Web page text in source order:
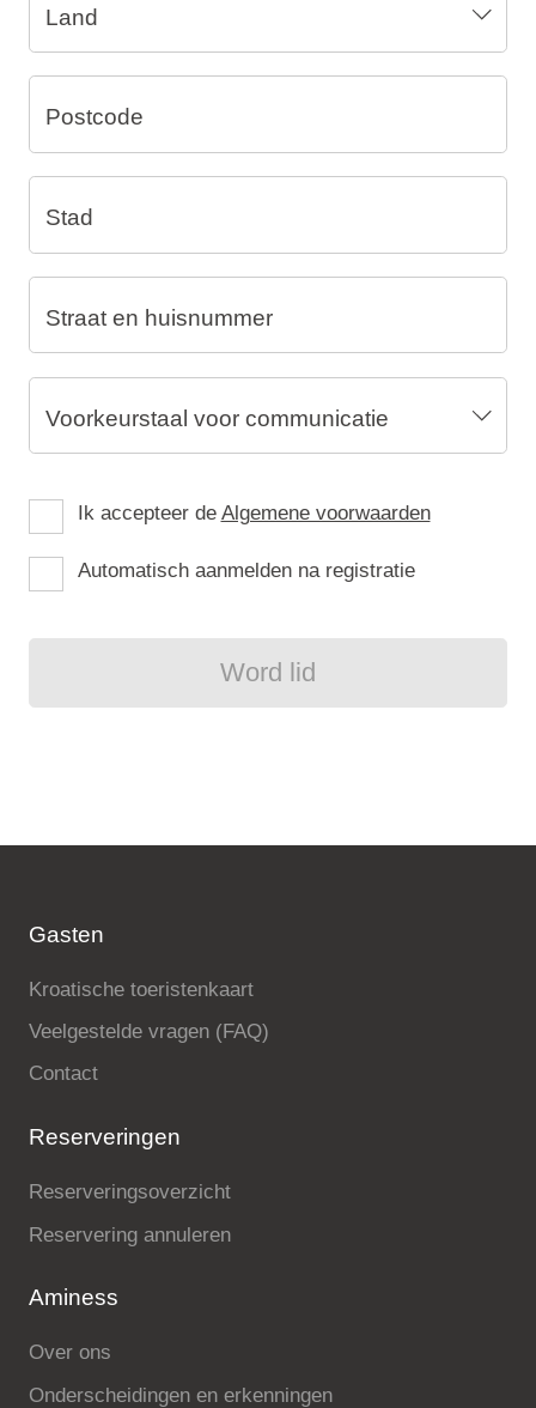
Land
Postcode
Stad
Straat en huisnummer
Voorkeurstaal voor communicatie
Ik accepteer de Algemene voorwaarden
Automatisch aanmelden na registratie
Word lid
Gasten
Kroatische toeristenkaart
Veelgestelde vragen (FAQ)
Contact
Reserveringen
Reserveringsoverzicht
Reservering annuleren
Aminess
Over ons
Onderscheidingen en erkenningen